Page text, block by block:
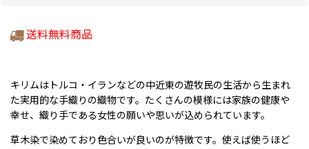
送料無料商品
キリムはトルコ・イランなどの中近東の遊牧民の生活から生まれ
た実用的な手織りの織物です。たくさんの模様には家族の健康や
幸せ、織り手である女性の願いや思いが込められています。
草木染で染めており色合いが良いのが特徴です。使えば使うほど